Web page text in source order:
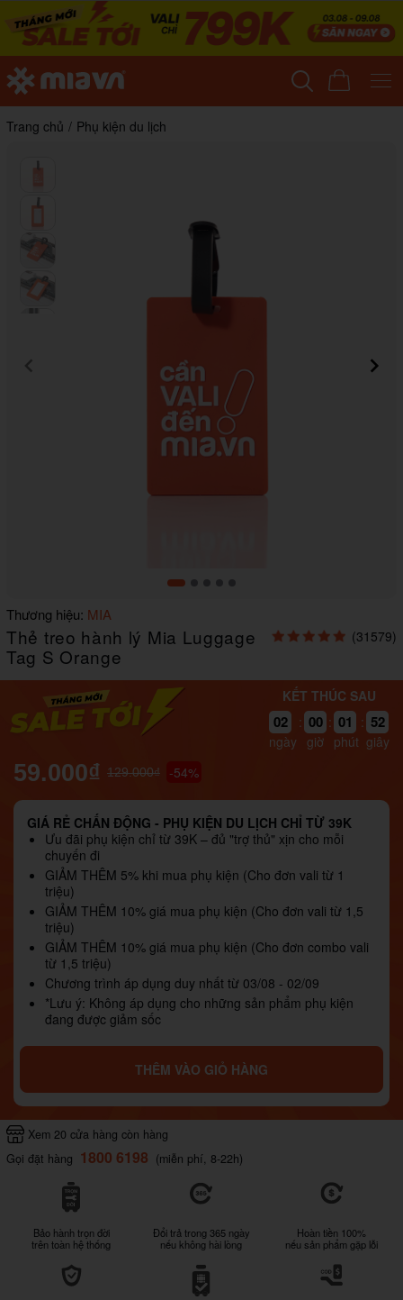
Trang chủ / Phụ kiện du lịch
Item
1
of
5
Thương hiệu: MIA
Thẻ treo hành lý Mia Luggage
Tag S Orange
(31579)
KẾT THÚC SAU
02
ngày
: 00
giờ
: 01
phút
:
52
51
giây
59.000₫ 129.000₫ -54%
GIÁ RẺ CHẤN ĐỘNG - PHỤ KIỆN DU LỊCH CHỈ TỪ 39K
Ưu đãi phụ kiện chỉ từ 39K – đủ "trợ thủ" xịn cho mỗi
chuyến đi
GIẢM THÊM 5% khi mua phụ kiện (Cho đơn vali từ 1
triệu)
GIẢM THÊM 10% giá mua phụ kiện (Cho đơn vali từ 1,5
triệu)
GIẢM THÊM 10% giá mua phụ kiện (Cho đơn combo vali
từ 1,5 triệu)
Chương trình áp dụng duy nhất từ 03/08 - 02/09
*Lưu ý: Không áp dụng cho những sản phẩm phụ kiện
đang được giảm sốc
THÊM VÀO GIỎ HÀNG
Xem 20 cửa hàng còn hàng
Gọi đặt hàng 1800 6198 (miễn phí, 8-22h)
Bảo hành trọn đời
trên toàn hệ thống
Đổi trả trong 365 ngày
nếu không hài lòng
Hoàn tiền 100%
nếu sản phẩm gặp lỗi